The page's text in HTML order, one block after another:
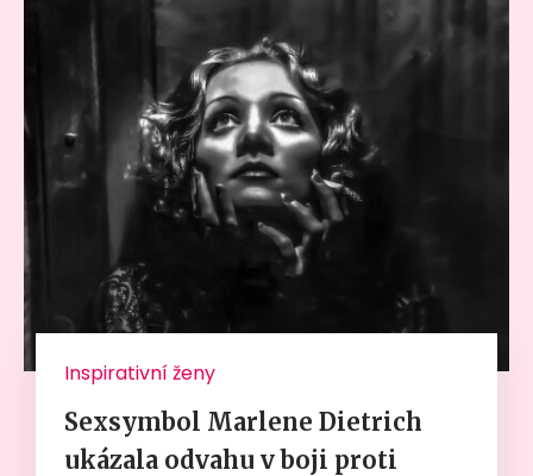
Inspirativní ženy
Sexsymbol Marlene Dietrich
ukázala odvahu v boji proti